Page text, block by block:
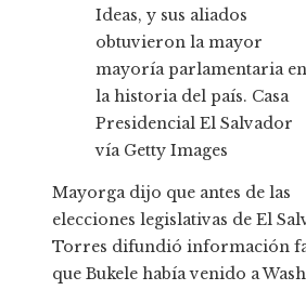
Ideas, y sus aliados
obtuvieron la mayor
mayoría parlamentaria en
la historia del país. Casa
Presidencial El Salvador
vía Getty Images
Mayorga dijo que antes de las
elecciones legislativas de El
Torres difundió información
que Bukele había venido a